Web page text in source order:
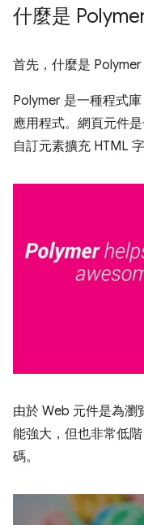
什麼是
首先，什麼是 Polymer
Polymer 是一種程式
應用程式。網頁元件
自訂元素擴充 HTML 字
由於 Web 元件是為瀏
能強大，但也非常低
碼。